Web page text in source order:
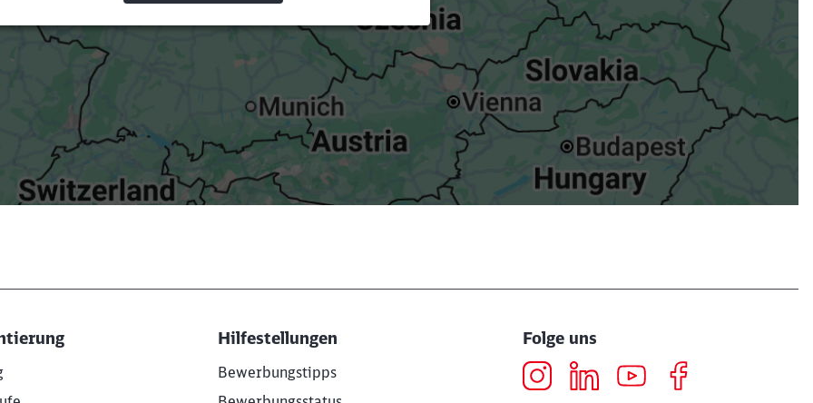
Hilfestellungen
Bewerbungstipps
Folge uns